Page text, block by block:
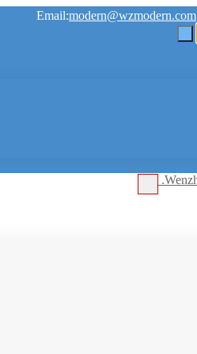
Email:modern@wzmodern.com